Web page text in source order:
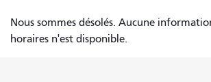
Nous sommes désolés. Aucune
horaires n'est disponible.